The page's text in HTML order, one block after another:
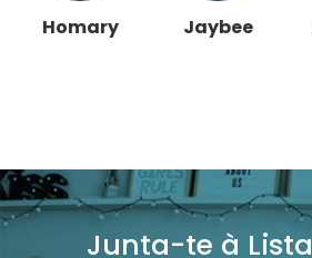
Homary Jaybee
Junta-te à